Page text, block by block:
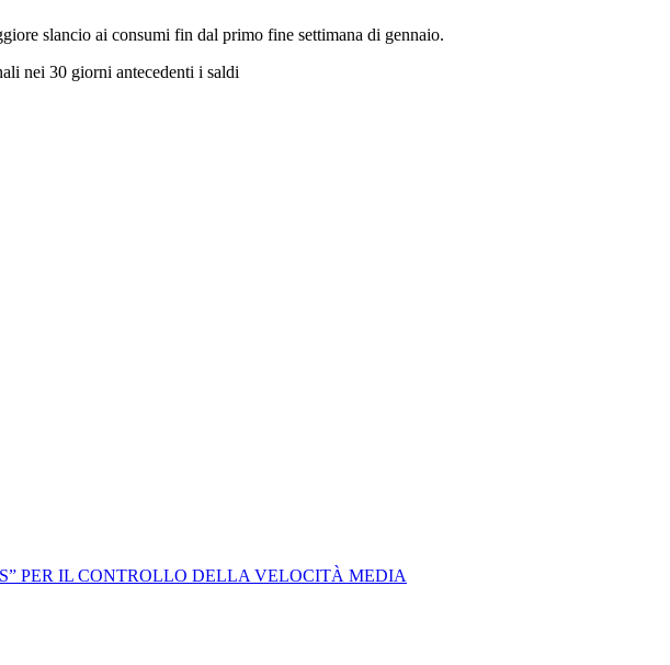
slancio ai consumi fin dal primo fine settimana di gennaio.
nei 30 giorni antecedenti i saldi
PER IL CONTROLLO DELLA VELOCITÀ MEDIA